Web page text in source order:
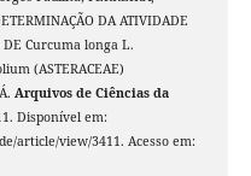
DA ATIVIDADE
DE Curcuma longa L.
(ASTERACEAE)
Arquivos de Ciências da
Disponível em:
article/view/3411. Acesso em: